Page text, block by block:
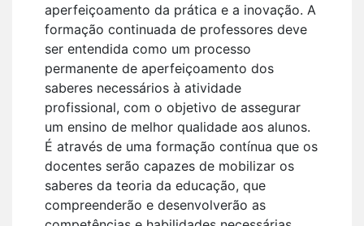
aperfeiçoamento da prática e a inovação. A
formação continuada de professores deve
ser entendida como um processo
permanente de aperfeiçoamento dos
saberes necessários à atividade
profissional, com o objetivo de assegurar
um ensino de melhor qualidade aos alunos.
É através de uma formação contínua que os
docentes serão capazes de mobilizar os
saberes da teoria da educação, que
compreenderão e desenvolverão as